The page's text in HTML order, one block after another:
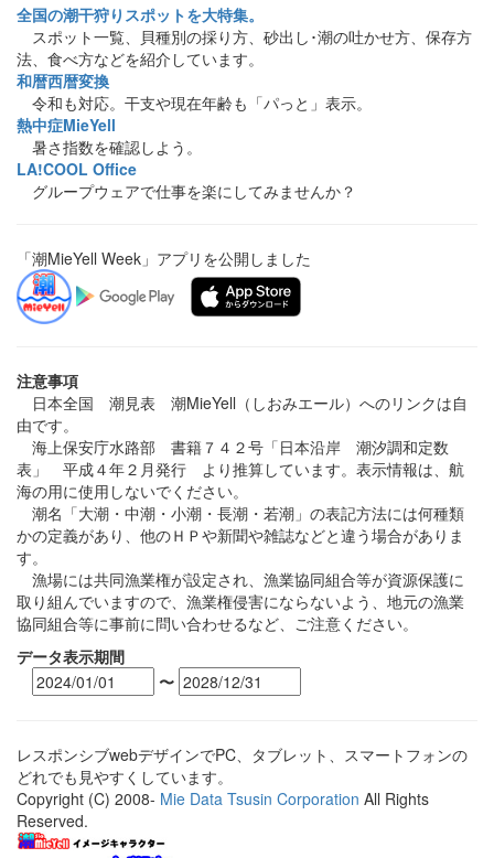
全国の潮干狩りスポットを大特集。
スポット一覧、貝種別の採り方、砂出し･潮の吐かせ方、保存方
法、食べ方などを紹介しています。
和暦西暦変換
令和も対応。干支や現在年齢も「パっと」表示。
熱中症MieYell
暑さ指数を確認しよう。
LA!COOL Office
グループウェアで仕事を楽にしてみませんか？
「潮MieYell Week」アプリを公開しました
注意事項
日本全国 潮見表 潮MieYell（しおみエール）へのリンクは自
由です。
海上保安庁水路部 書籍７４２号「日本沿岸 潮汐調和定数
表」 平成４年２月発行 より推算しています。表示情報は、航
海の用に使用しないでください。
潮名「大潮・中潮・小潮・長潮・若潮」の表記方法には何種類
かの定義があり、他のＨＰや新聞や雑誌などと違う場合がありま
す。
漁場には共同漁業権が設定され、漁業協同組合等が資源保護に
取り組んでいますので、漁業権侵害にならないよう、地元の漁業
協同組合等に事前に問い合わせるなど、ご注意ください。
データ表示期間
〜
レスポンシブwebデザインでPC、タブレット、スマートフォンの
どれでも見やすくしています。
Copyright (C) 2008- Mie Data Tsusin Corporation All Rights
Reserved.